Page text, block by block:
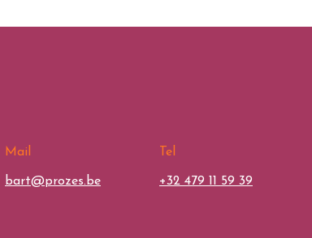
Mail
bart@prozes.be
Tel
+32 479 11 59 39